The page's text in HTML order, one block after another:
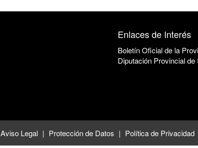
Enlaces de Interés
Boletín Oficial de la
Diputación Provincial de
Aviso Legal Protección de Datos Política de Privacidad